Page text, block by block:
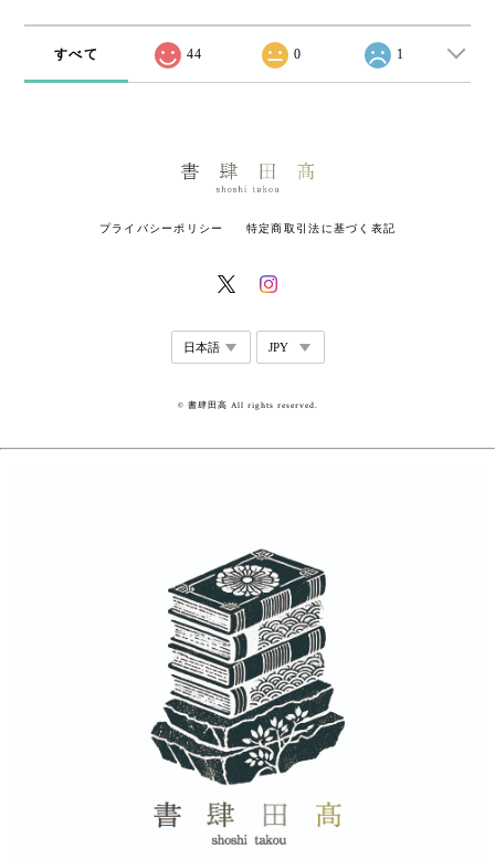
すべて 44 0 1
プライバシーポリシー 特定商取引法に基づく表記
© 書肆田高 All rights reserved.